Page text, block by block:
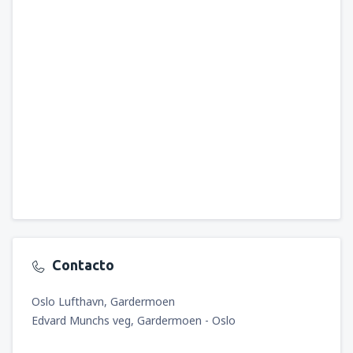
Contacto
Oslo Lufthavn, Gardermoen
Edvard Munchs veg, Gardermoen - Oslo